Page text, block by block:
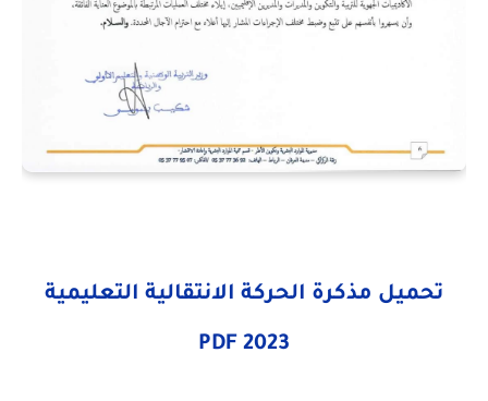
تحميل مذكرة الحركة الانتقالية التعليمية
2023
PDF